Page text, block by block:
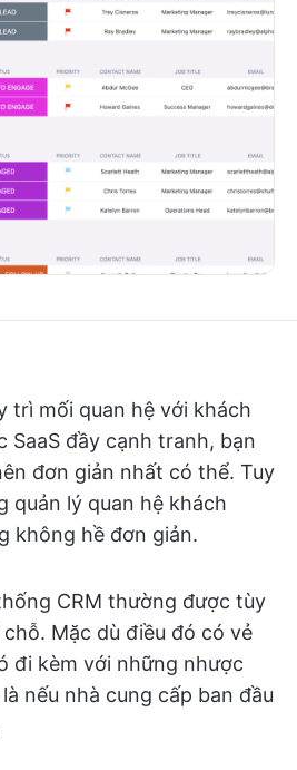
trì mối quan hệ với khách
đầy cạnh tranh, bạn
đơn giản nhất có thể. Tuy
quản lý quan hệ khách
không hề đơn giản.
CRM thường được tùy
Mặc dù điều đó có vẻ
đi kèm với những nhược
nếu nhà cung cấp ban đầu